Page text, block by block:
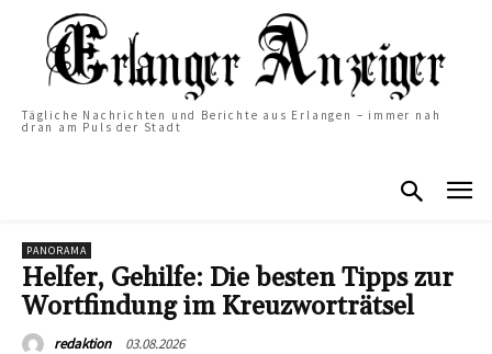
Tägliche Nachrichten und Berichte aus Erlangen – immer nah
dran am Puls der Stadt
PANORAMA
Helfer, Gehilfe: Die besten Tipps zur
Wortfindung im Kreuzworträtsel
redaktion 03.08.2026